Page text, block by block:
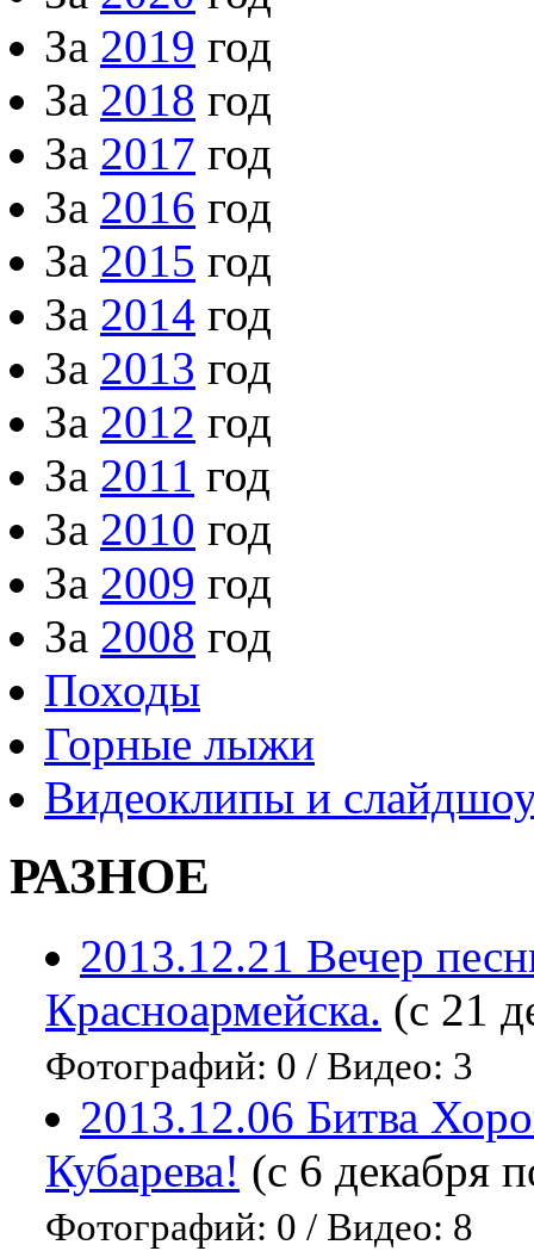
За 2019 год
За 2018 год
За 2017 год
За 2016 год
За 2015 год
За 2014 год
За 2013 год
За 2012 год
За 2011 год
За 2010 год
За 2009 год
За 2008 год
Походы
Горные лыжи
Видеоклипы и
РАЗНОЕ
2013.12.21 Вечер
Красноармейска. (с 21
Фотографий: 0 / Видео: 3
2013.12.06 Битва
Кубарева! (с 6 декабря
Фотографий: 0 / Видео: 8